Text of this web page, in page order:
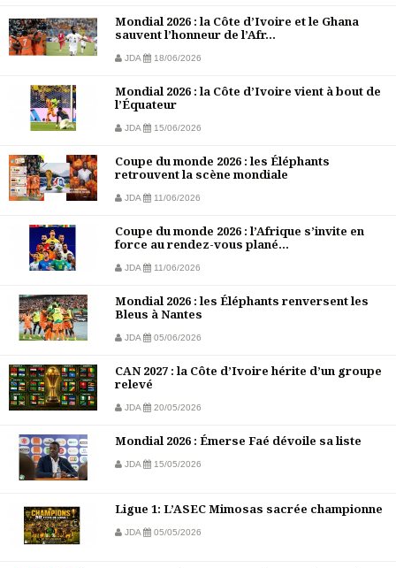
Mondial 2026 : la Côte d’Ivoire et le Ghana
sauvent l’honneur de l’Afr...
JDA 18/06/2026
Mondial 2026 : la Côte d’Ivoire vient à bout de
l’Équateur
JDA 15/06/2026
Coupe du monde 2026 : les Éléphants
retrouvent la scène mondiale
JDA 11/06/2026
Coupe du monde 2026 : l’Afrique s’invite en
force au rendez-vous plané...
JDA 11/06/2026
Mondial 2026 : les Éléphants renversent les
Bleus à Nantes
JDA 05/06/2026
CAN 2027 : la Côte d’Ivoire hérite d’un groupe
relevé
JDA 20/05/2026
Mondial 2026 : Émerse Faé dévoile sa liste
JDA 15/05/2026
Ligue 1: L’ASEC Mimosas sacrée championne
JDA 05/05/2026